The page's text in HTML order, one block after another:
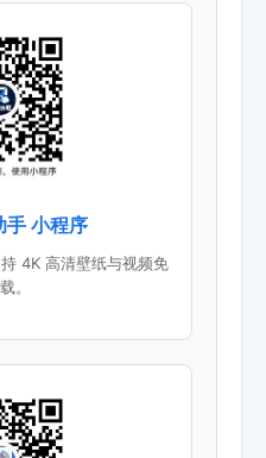
手 小程序
4K 高清壁纸与视频免
。